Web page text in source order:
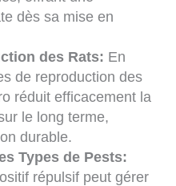
dès sa mise en
des Rats: En
de reproduction des
réduit efficacement la
le long terme,
durable.
Types de Pests:
répulsif peut gérer